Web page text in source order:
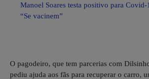
Manoel Soares testa positivo para Covid-
“Se vacinem”
O pagodeiro, que tem parcerias com
pediu ajuda aos fãs para recuperar o carro,